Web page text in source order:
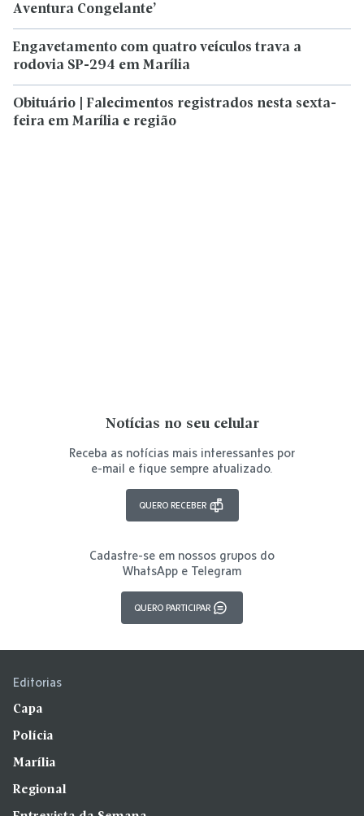
Aventura Congelante’
Engavetamento com quatro veículos trava a
rodovia SP-294 em Marília
Obituário | Falecimentos registrados nesta sexta-
feira em Marília e região
Notícias no seu celular
Receba as notícias mais interessantes por
e-mail e fique sempre atualizado.
QUERO RECEBER
Cadastre-se em nossos grupos do
WhatsApp e Telegram
QUERO PARTICIPAR
Editorias
Capa
Polícia
Marília
Regional